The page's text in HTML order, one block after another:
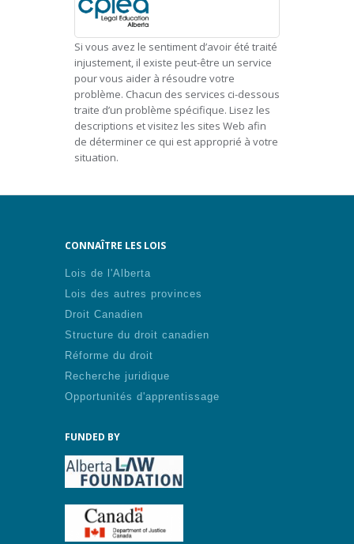
Si vous avez le sentiment d’avoir été traité
injustement, il existe peut-être un service
pour vous aider à résoudre votre
problème. Chacun des services ci-dessous
traite d’un problème spécifique. Lisez les
descriptions et visitez les sites Web afin
de déterminer ce qui est approprié à votre
situation.
CONNAÎTRE LES LOIS
Lois de l'Alberta
Lois des autres provinces
Droit Canadien
Structure du droit canadien
Réforme du droit
Recherche juridique
Opportunités d'apprentissage
FUNDED BY